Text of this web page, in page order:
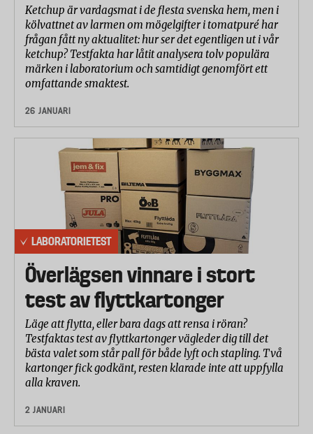
Ketchup är vardagsmat i de flesta svenska hem, men i
kölvattnet av larmen om mögelgifter i tomatpuré har
frågan fått ny aktualitet: hur ser det egentligen ut i vår
ketchup? Testfakta har låtit analysera tolv populära
märken i laboratorium och samtidigt genomfört ett
omfattande smaktest.
26 JANUARI
LABORATORIETEST
Överlägsen vinnare i stort
test av flyttkartonger
Läge att flytta, eller bara dags att rensa i röran?
Testfaktas test av flyttkartonger vägleder dig till det
bästa valet som står pall för både lyft och stapling. Två
kartonger fick godkänt, resten klarade inte att uppfylla
alla kraven.
2 JANUARI